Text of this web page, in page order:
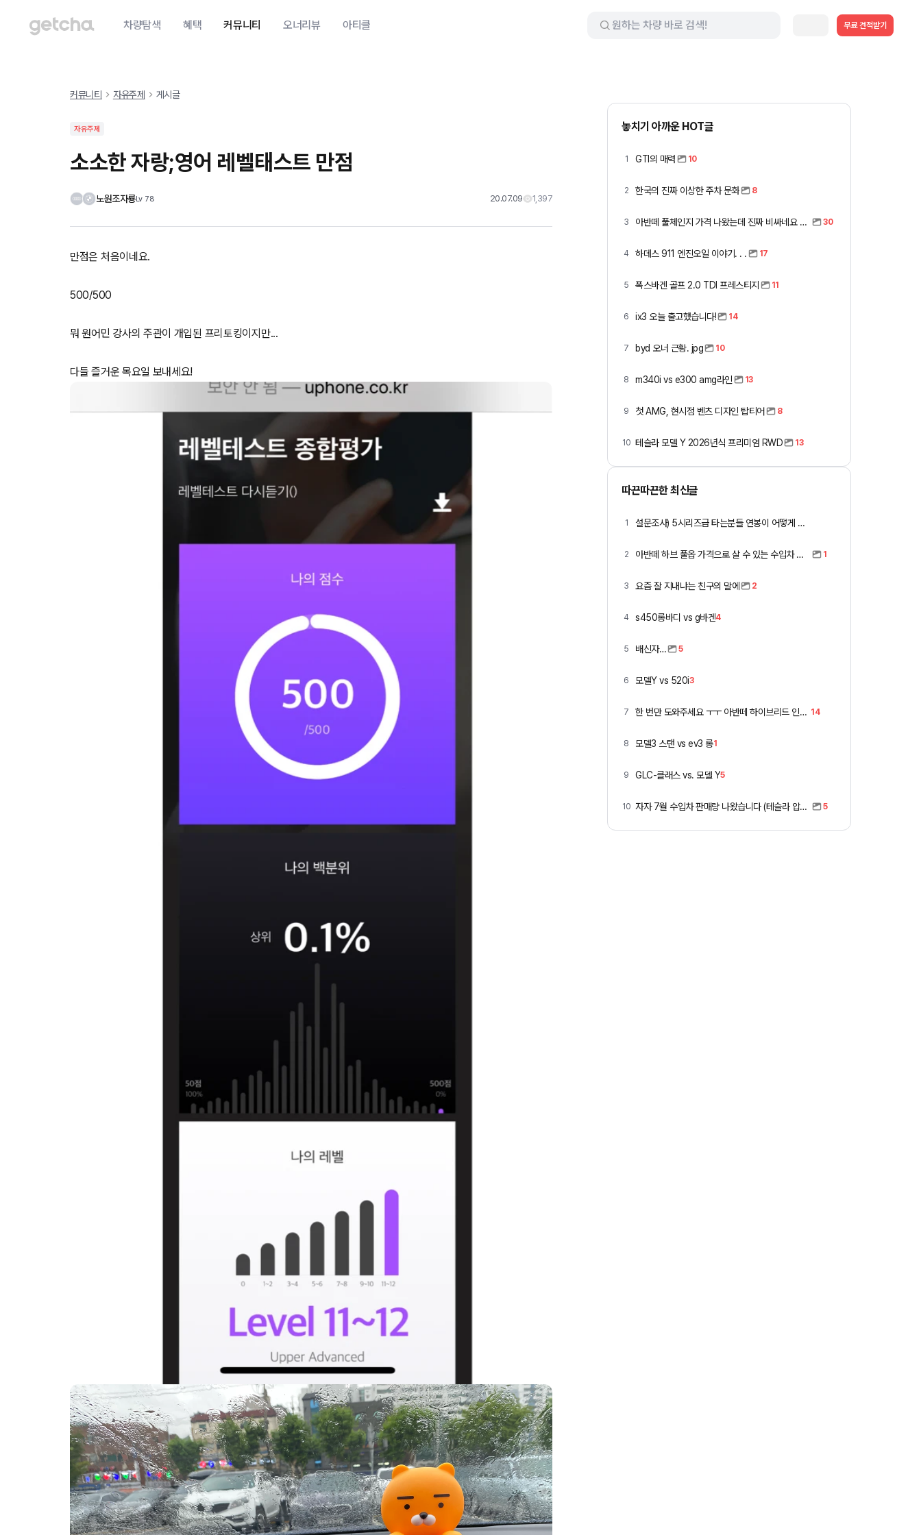
차량탐색 혜택 커뮤니티 오너리뷰 아티클 무료 견적받기
커뮤니티 자유주제 게시글
자유주제
소소한 자랑;영어 레벨태스트 만점
노원조자룡Lv 78 20.07.09 1,397
만점은 처음이네요.
500/500
뭐 원어민 강사의 주관이 개입된 프리토킹이지만...
다들 즐거운 목요일 보내세요!
놓치기 아까운 HOT글
1 GTI의 매력 10
2 한국의 진짜 이상한 주차 문화 8
3 아반떼 풀체인지 가격 나왔는데 진짜 비싸네요 ㅎㅎ 30
4 하데스 911 엔진오일 이야기. . . 17
5 폭스바겐 골프 2.0 TDI 프레스티지 11
6 ix3 오늘 출고했습니다! 14
7 byd 오너 근황. jpg 10
8 m340i vs e300 amg라인 13
9 첫 AMG, 현시점 벤츠 디자인 탑티어 8
10 테슬라 모델 Y 2026년식 프리미엄 RWD 13
따끈따끈한 최신글
1 설문조사) 5시리즈급 타는분들 연봉이 어떻게 되세요
2 아반떼 하브 풀옵 가격으로 살 수 있는 수입차 모아봄 1
3 요즘 잘 지내냐는 친구의 말에 2
4 s450롱바디 vs g바겐4
5 배신자… 5
6 모델Y vs 520i3
7 한 번만 도와주세요 ㅜㅜ 아반떼 하이브리드 인스 vs 폭스바겐 골프 14
8 모델3 스탠 vs ev3 롱1
9 GLC-클래스 vs. 모델 Y5
10 자자 7월 수입차 판매량 나왔습니다 (테슬라 압도적) 5